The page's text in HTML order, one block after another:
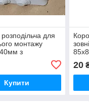
для
монтажу
з
Купити
20